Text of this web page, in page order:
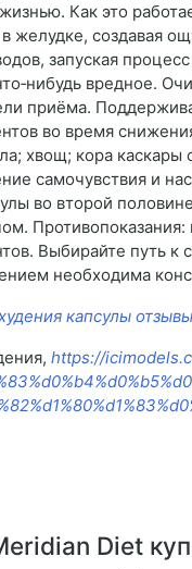
Как это
желудке, создавая
запуская
вредное.
приёма.
во время
хвощ; кора
самочувствия и
во второй
Выбирайте путь к
необходима
капсулы отзывы
https://
Diet